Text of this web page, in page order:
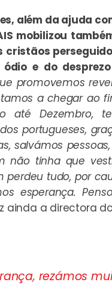
além da ajuda
mobilizou
cristãos
e do
promovemos
a chegar ao
até Dezembro,
portugueses,
salvámos
não tinha que
perdeu tudo, por
esperança.
ainda a directora
rezámos